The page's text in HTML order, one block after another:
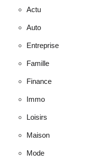
Actu
Auto
Entreprise
Famille
Finance
Immo
Loisirs
Maison
Mode